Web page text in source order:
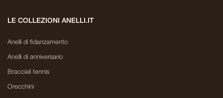
LE COLLEZIONI ANELLI.IT
Anelli di fidanzamento
Anelli di anniversario
Bracciali tennis
Orecchini